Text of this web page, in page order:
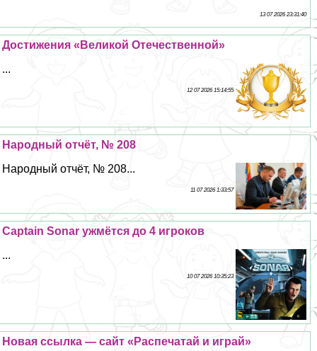
13 07 2026 23:31:40
Достижения «Великой Отечественной»
...
12 07 2026 15:14:55
Народный отчёт, № 208
Народный отчёт, № 208...
11 07 2026 1:33:57
Captain Sonar ужмётся до 4 игроков
...
10 07 2026 10:35:23
Новая ссылка — сайт «Распечатай и играй»